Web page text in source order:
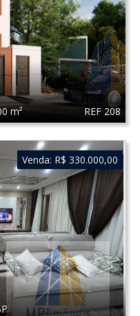
REF 208
m²
Venda: R$ 330.000,00